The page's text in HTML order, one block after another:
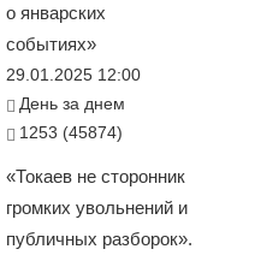
о январских
событиях»
29.01.2025 12:00
День за днем
1253 (45874)
«Токаев не сторонник
громких увольнений и
публичных разборок».